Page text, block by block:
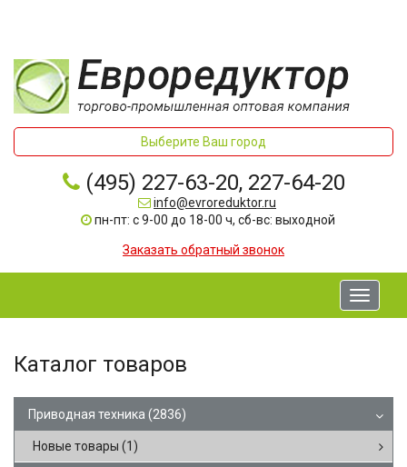
Выберите Ваш город
(495) 227-63-20, 227-64-20
info@evroreduktor.ru
пн-пт: с 9-00 до 18-00 ч, сб-вс: выходной
Заказать обратный звонок
Toggle
Каталог товаров
Приводная техника (2836)
Новые товары (1)